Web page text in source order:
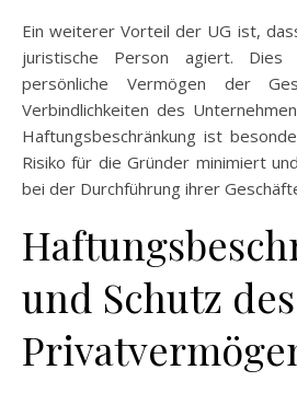
Ein weiterer Vorteil der UG ist,
juristische Person agiert.
persönliche Vermögen der
Verbindlichkeiten des
Haftungsbeschränkung ist
Risiko für die Gründer minimiert
bei der Durchführung ihrer
und Schutz des